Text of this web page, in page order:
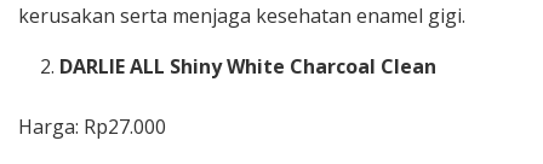
kerusakan serta menjaga kesehatan enamel gigi.
DARLIE ALL Shiny White Charcoal Clean
Harga: Rp27.000